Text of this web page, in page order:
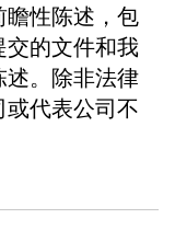
瞻性陈述，包
交的文件和我
述。除非法律
代表公司不